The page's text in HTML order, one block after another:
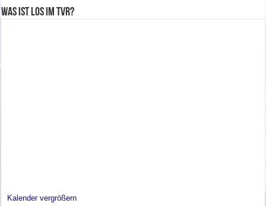
Was ist los im TVR?
Kalender vergrößern